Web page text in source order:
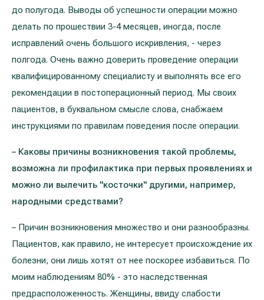
до полугода. Выводы об успешности операции можно
делать по прошествии 3-4 месяцев, иногда, после
исправлений очень большого искривления, - через
полгода. Очень важно доверить проведение операции
квалифицированному специалисту и выполнять все его
рекомендации в постоперационный период. Мы своих
пациентов, в буквальном смысле слова, снабжаем
инструкциями по правилам поведения после операции.
– Каковы причины возникновения такой проблемы,
возможна ли профилактика при первых проявлениях и
можно ли вылечить "косточки" другими, например,
народными средствами?
– Причин возникновения множество и они разнообразны.
Пациентов, как правило, не интересует происхождение их
болезни, они лишь хотят от нее поскорее избавиться. По
моим наблюдениям 80% - это наследственная
предрасположенность. Женщины, ввиду слабости